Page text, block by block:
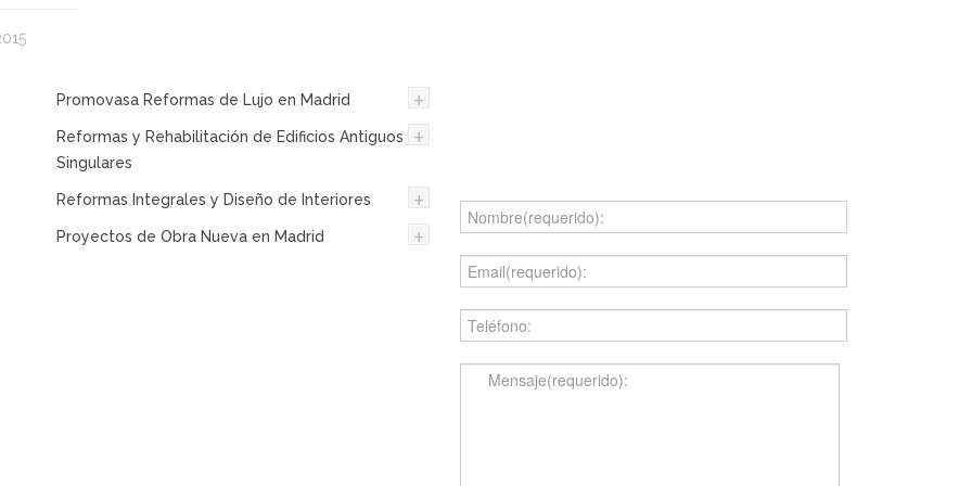
Promovasa Reformas de Lujo en Madrid +
Reformas y Rehabilitación de Edificios Antiguos y
Singulares
+
Reformas Integrales y Diseño de Interiores +
Proyectos de Obra Nueva en Madrid +